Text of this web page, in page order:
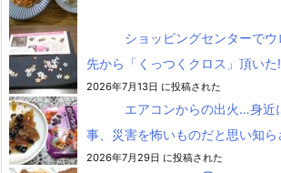
ショッピングセンターで
先から「くっつくクロス」頂いた!
2026年7月13日 に投稿された
エアコンからの出火…身近
事、災害を怖いものだと思い知ら
2026年7月29日 に投稿された